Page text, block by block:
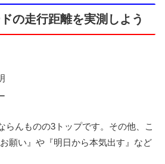
の走行距離を実測しよう
らんものの3トップです。その他、こ
願い』や『明日から本気出す』など